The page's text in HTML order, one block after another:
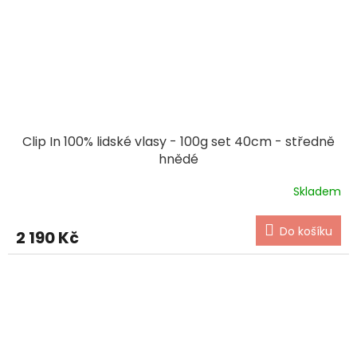
Clip In 100% lidské vlasy - 100g set 40cm - středně
hnědé
Skladem
2 190 Kč Do košíku